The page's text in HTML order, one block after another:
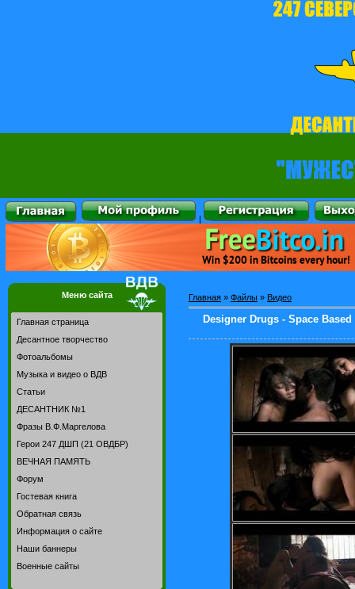
|
Меню сайта
Главная страница
Десантное творчество
Фотоальбомы
Музыка и видео о ВДВ
Статьи
ДЕСАНТНИК №1
Фразы В.Ф.Маргелова
Герои 247 ДШП (21 ОВДБР)
ВЕЧНАЯ ПАМЯТЬ
Форум
Гостевая книга
Обратная связь
Информация о сайте
Наши баннеры
Военные сайты
Главная » Файлы » Видео
Designer Drugs - Space Based